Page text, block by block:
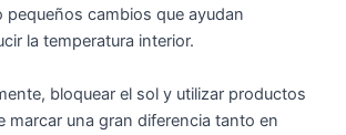
pequeños cambios que ayudan
la temperatura interior.
bloquear el sol y utilizar productos
marcar una gran diferencia tanto en